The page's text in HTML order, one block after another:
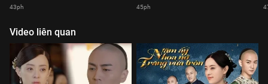
43ph 45ph
Video liên quan